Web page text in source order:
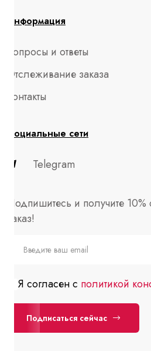
Информация
Вопросы и ответы
Отслеживание заказа
Контакты
Социальные сети
Telegram
Подпишитесь и получите 10%
заказ!
Я согласен с политикой
Подписаться сейчас